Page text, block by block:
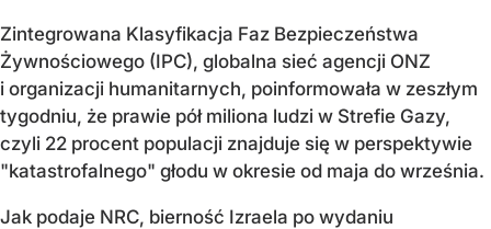
Zintegrowana Klasyfikacja Faz Bezpieczeństwa
Żywnościowego (IPC), globalna sieć agencji ONZ
i organizacji humanitarnych, poinformowała w zeszłym
tygodniu, że prawie pół miliona ludzi w Strefie Gazy,
czyli 22 procent populacji znajduje się w perspektywie
"katastrofalnego" głodu w okresie od maja do września.
Jak podaje NRC, bierność Izraela po wydaniu